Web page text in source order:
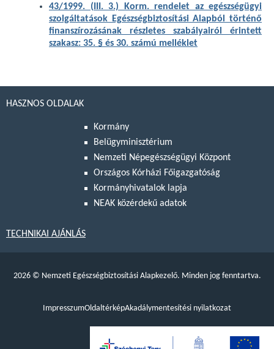
43/1999. (III. 3.) Korm. rendelet az egészségügyi
szolgáltatások Egészségbiztosítási Alapból történő
finanszírozásának részletes szabályairól érintett
szakasz: 35. § és 30. számú melléklet
HASZNOS OLDALAK
Kormány
Belügyminisztérium
Nemzeti Népegészségügyi Központ
Országos Kórházi Főigazgatóság
Kormányhivatalok lapja
NEAK közérdekű adatok
TECHNIKAI AJÁNLÁS
2026 © Nemzeti Egészségbiztosítási Alapkezelő. Minden jog fenntartva.
ImpresszumOldaltérképAkadálymentesítési nyilatkozat